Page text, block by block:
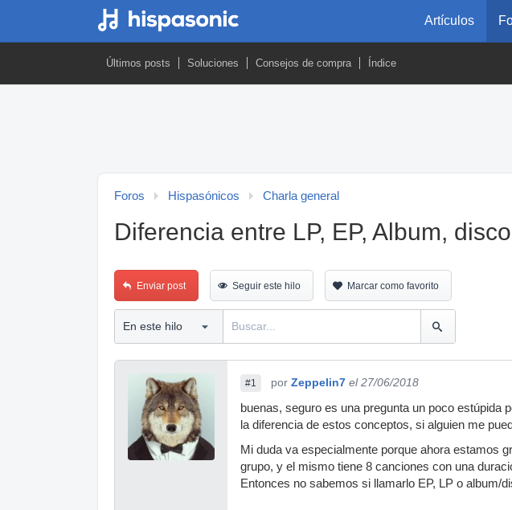
Artículos
Últimos posts Soluciones Consejos de compra Índice
Foros Hispasónicos Charla general
Diferencia entre LP, EP, Album,
Enviar post Seguir este hilo Marcar como favorito
#1 por Zeppelin7 el 27/06/2018
buenas, seguro es una pregunta un poco estúpida
la diferencia de estos conceptos, si alguien me
Mi duda va especialmente porque ahora estamos
grupo, y el mismo tiene 8 canciones con una
Entonces no sabemos si llamarlo EP, LP o album/